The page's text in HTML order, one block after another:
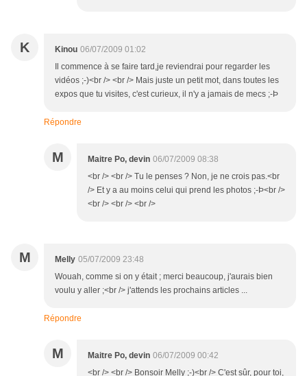
K Kinou 06/07/2009 01:02
Il commence à se faire tard,je reviendrai pour regarder les
vidéos ;-)<br /> <br /> Mais juste un petit mot, dans toutes les
expos que tu visites, c'est curieux, il n'y a jamais de mecs ;-Þ
Répondre
M Maitre Po, devin 06/07/2009 08:38
<br /> <br /> Tu le penses ? Non, je ne crois pas.<br
/> Et y a au moins celui qui prend les photos ;-Þ<br />
<br /> <br /> <br />
M Melly 05/07/2009 23:48
Wouah, comme si on y était ; merci beaucoup, j'aurais bien
voulu y aller ;<br /> j'attends les prochains articles ...
Répondre
M Maitre Po, devin 06/07/2009 00:42
<br /> <br /> Bonsoir Melly ;-)<br /> C'est sûr, pour toi,